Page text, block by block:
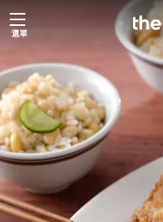
跳
要
內
容
選單